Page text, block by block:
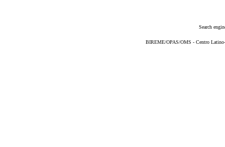
Search
BIREME/OPAS/OMS - Centro Latino-